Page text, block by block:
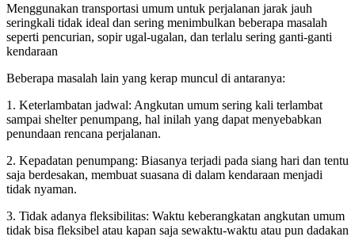
Menggunakan transportasi umum untuk perjalanan jarak jauh
seringkali tidak ideal dan sering menimbulkan beberapa masalah
seperti pencurian, sopir ugal-ugalan, dan terlalu sering ganti-ganti
kendaraan
Beberapa masalah lain yang kerap muncul di antaranya:
1. Keterlambatan jadwal: Angkutan umum sering kali terlambat
sampai shelter penumpang, hal inilah yang dapat menyebabkan
penundaan rencana perjalanan.
2. Kepadatan penumpang: Biasanya terjadi pada siang hari dan tentu
saja berdesakan, membuat suasana di dalam kendaraan menjadi
tidak nyaman.
3. Tidak adanya fleksibilitas: Waktu keberangkatan angkutan umum
tidak bisa fleksibel atau kapan saja sewaktu-waktu atau pun dadakan